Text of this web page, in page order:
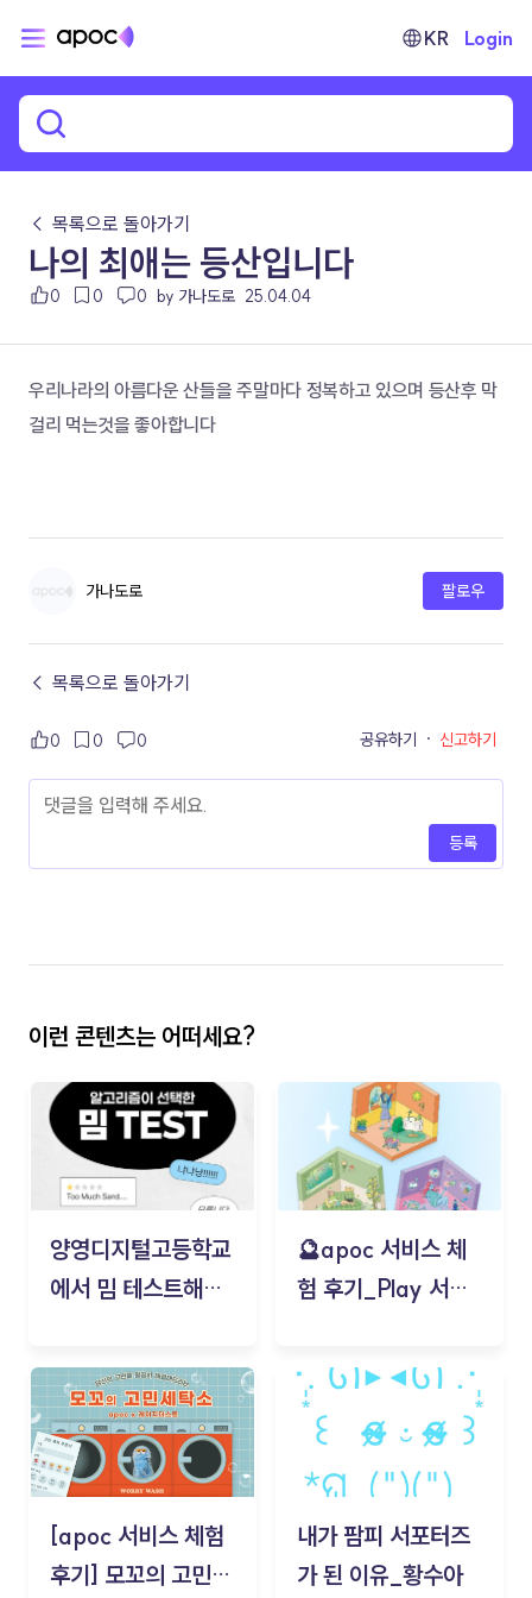
KR Login
← 목록으로 돌아가기
나의 최애는 등산입니다
0 0 0 by 가나도로 25.04.04
우리나라의 아름다운 산들을 주말마다 정복하고 있으며 등산후 막
걸리 먹는것을 좋아합니다
가나도로 팔로우
← 목록으로 돌아가기
0 0 0 공유하기 · 신고하기
등록
이런 콘텐츠는 어떠세요?
양영디지털고등학교
에서 밈 테스트해보
🔮apoc 서비스 체
험 후기_Play 서비
김태현
[apoc 서비스 체험
후기] 모꼬의 고민세
내가 팜피 서포터즈
가 된 이유_황수아